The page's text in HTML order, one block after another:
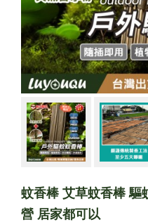
蚊香棒 艾草蚊香棒 驅
營 居家都可以